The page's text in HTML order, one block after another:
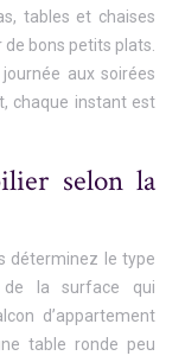
tables et chaises
bons petits plats.
aux soirées
chaque instant est
selon la
déterminez le type
de la surface qui
d’appartement
table ronde peu